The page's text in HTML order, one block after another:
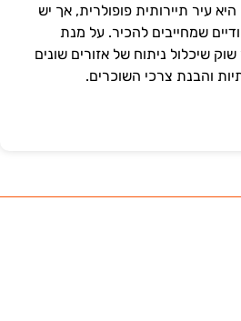
עיר תיירותית פופולרית, אך יש
שמחייבים להכיר. על מנת
שיכלול ניתוח של אזורים שונים
והבנת צרכי השוכרים.